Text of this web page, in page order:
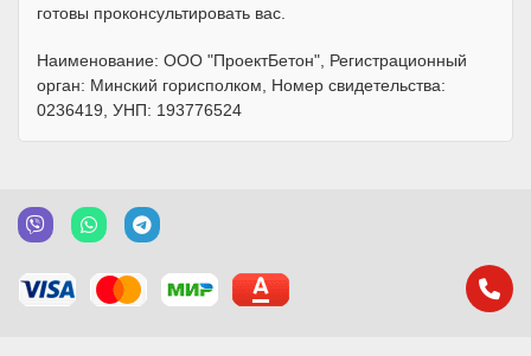
готовы проконсультировать вас.
Наименование: ООО "ПроектБетон", Регистрационный
орган: Минский горисполком, Номер свидетельства:
0236419, УНП: 193776524